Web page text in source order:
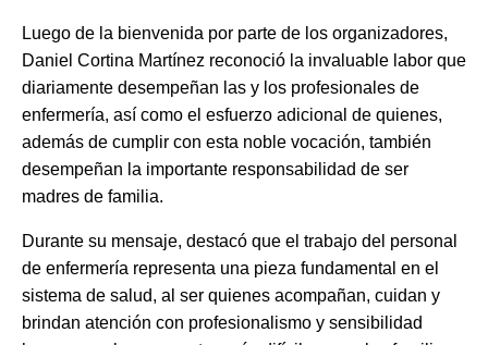
Luego de la bienvenida por parte de los organizadores,
Daniel Cortina Martínez reconoció la invaluable labor que
diariamente desempeñan las y los profesionales de
enfermería, así como el esfuerzo adicional de quienes,
además de cumplir con esta noble vocación, también
desempeñan la importante responsabilidad de ser
madres de familia.
Durante su mensaje, destacó que el trabajo del personal
de enfermería representa una pieza fundamental en el
sistema de salud, al ser quienes acompañan, cuidan y
brindan atención con profesionalismo y sensibilidad